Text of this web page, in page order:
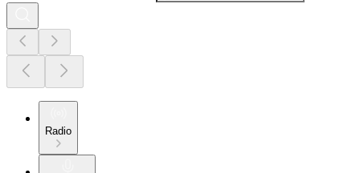
Radio